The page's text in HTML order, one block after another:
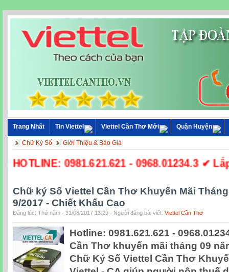
Trang Nhất Tin Viettel Viettel Cần Thơ Mới Quận Huyện
Chữ Ký Số Giới Thiệu & Báo Giá
HOTLINE: 0981.621.621 - 0968.01234.3 ✔
Chữ ký Số Viettel Cần Thơ Khuyến Mãi Tháng
9/2017 - Chiết Khấu Cao
Đăng lúc: Thứ năm - 31/08/2017 13:29 - Người đăng bài viết: Viettel Cần Thơ
Hotline: 0981.621.621 -
Cần Thơ khuyến mãi tháng 09
Chữ Ký Số Viettel Cần Thơ